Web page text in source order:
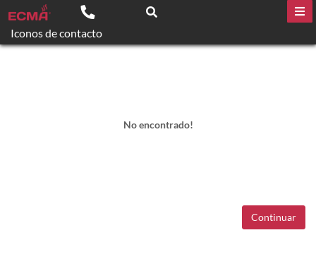
Iconos de contacto
No encontrado!
Continuar